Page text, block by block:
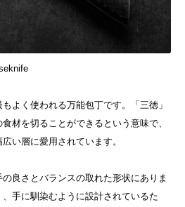
よく使われる万能包丁です。「三徳」
材を切ることができるという意味で、
い層に愛用されています。
良さとバランスの取れた形状にありま
手に馴染むように設計されているた